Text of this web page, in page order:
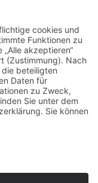
hochwertige
Altötting.